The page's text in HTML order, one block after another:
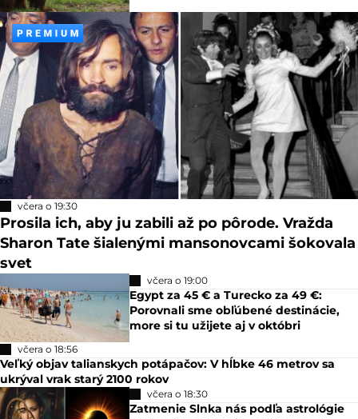
včera o 19:30
Prosila ich, aby ju zabili až po pôrode. Vražda
Sharon Tate šialenými mansonovcami šokovala
svet
včera o 19:00
Egypt za 45 € a Turecko za 49 €:
Porovnali sme obľúbené destinácie,
more si tu užijete aj v októbri
včera o 18:56
Veľký objav talianskych potápačov: V hĺbke 46 metrov sa
ukrýval vrak starý 2100 rokov
včera o 18:30
Zatmenie Slnka nás podľa astrológie